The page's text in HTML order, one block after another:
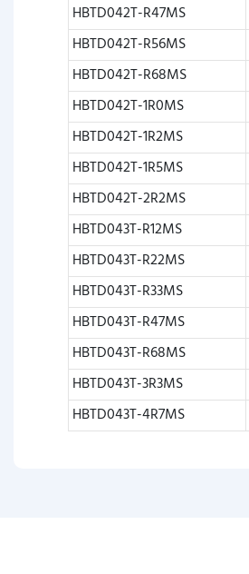
HBTD042T-R47MS
HBTD042T-R56MS
HBTD042T-R68MS
HBTD042T-1R0MS
HBTD042T-1R2MS
HBTD042T-1R5MS
HBTD042T-2R2MS
HBTD043T-R12MS
HBTD043T-R22MS
HBTD043T-R33MS
HBTD043T-R47MS
HBTD043T-R68MS
HBTD043T-3R3MS
HBTD043T-4R7MS